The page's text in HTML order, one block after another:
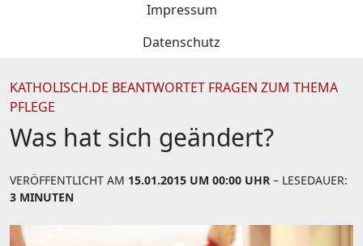
Impressum
Datenschutz
KATHOLISCH.DE BEANTWORTET FRAGEN ZUM THEMA
PFLEGE
Was hat sich geändert?
VERÖFFENTLICHT AM 15.01.2015 UM 00:00 UHR – LESEDAUER:
3 MINUTEN